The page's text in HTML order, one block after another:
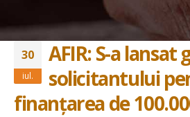
30
iul.
AFIR: S-a lansat
solicitantului
finanțarea de